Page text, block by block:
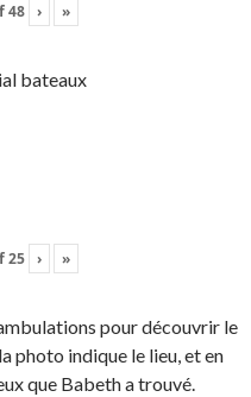
48 › »
bateaux
25 › »
pour découvrir le
photo indique le lieu, et en
que Babeth a trouvé.